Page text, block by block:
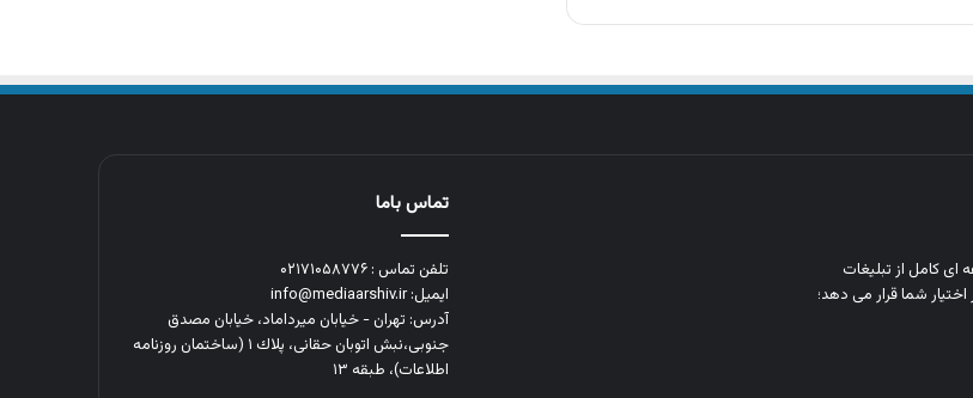
ای کامل از تبلیغات
شما قرار می‌ دهد؛
تماس باما
تلفن تماس : ۰۲۱۷۱۰۵۸۷۷۶
ایمیل: info@mediaarshiv.ir
آدرس: تهران - خیابان میرداماد، خیابان مصدق
جنوبی،نبش اتوبان حقانی، پلاك ١ (ساختمان روزنامه
اطلاعات)، طبقه ۱۳